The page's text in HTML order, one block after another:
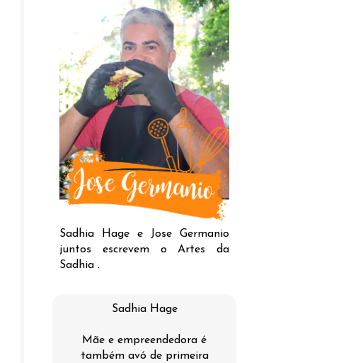
Sadhia Hage e Jose Germanio
juntos escrevem o Artes da
Sadhia .
Sadhia Hage
Mãe e empreendedora é
também avó de primeira